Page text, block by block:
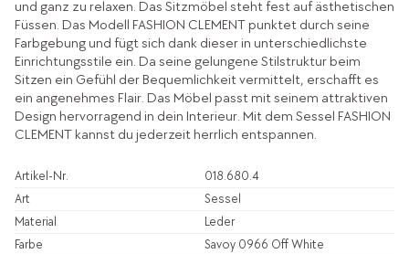
und ganz zu relaxen. Das Sitzmöbel steht fest auf ästhetischen
Füssen. Das Modell FASHION CLEMENT punktet durch seine
Farbgebung und fügt sich dank dieser in unterschiedlichste
Einrichtungsstile ein. Da seine gelungene Stilstruktur beim
Sitzen ein Gefühl der Bequemlichkeit vermittelt, erschafft es
ein angenehmes Flair. Das Möbel passt mit seinem attraktiven
Design hervorragend in dein Interieur. Mit dem Sessel FASHION
CLEMENT kannst du jederzeit herrlich entspannen.
Artikel-Nr.
018.680.4
Art
Sessel
Material
Leder
Farbe
Savoy 0966 Off White